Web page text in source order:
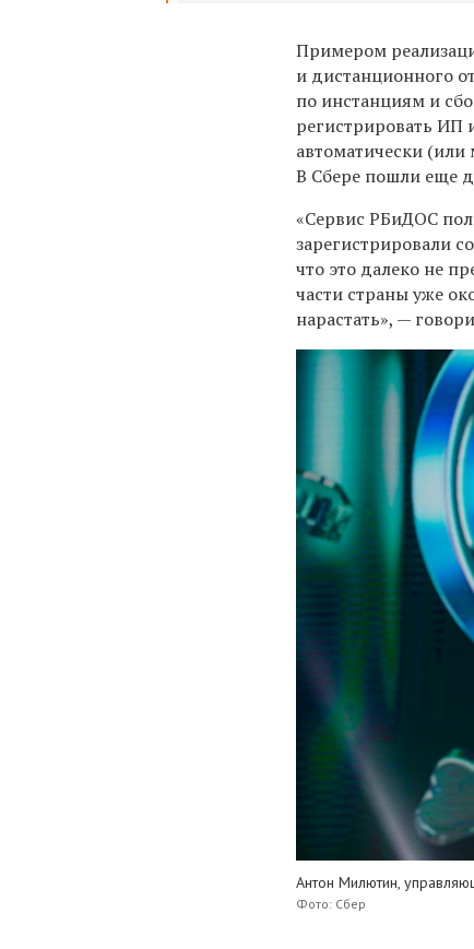
Примером
и дистанционного
по инстанциям и
регистрировать ИП
автоматически (или
В Сбере пошли еще
«Сервис РБиДОС
зарегистрировали
что это далеко не
части страны уже
нарастать», —
Антон Милютин,
Фото: Сбер